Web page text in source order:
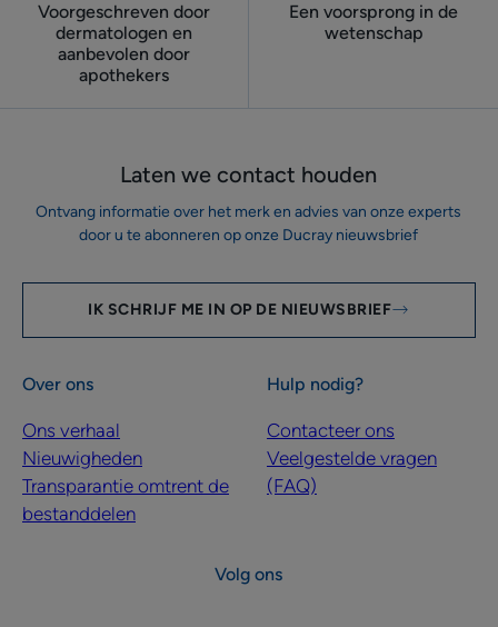
Voorgeschreven door
dermatologen ​en
aanbevolen door
apothekers
Een voorsprong in de
wetenschap
Laten we contact houden
Ontvang informatie over het merk en advies van onze experts
door u te abonneren op onze Ducray nieuwsbrief
IK SCHRIJF ME IN OP DE NIEUWSBRIEF
Over ons
Ons verhaal
Nieuwigheden
Transparantie omtrent de
bestanddelen
Hulp nodig?
Contacteer ons
Veelgestelde vragen
(FAQ)
Volg ons